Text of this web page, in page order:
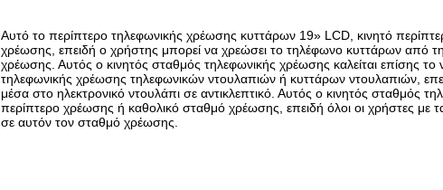
Αυτό το περίπτερο τηλεφωνικής χρέωσης κυττάρων 19» LCD, κινητό
χρέωσης, επειδή ο χρήστης μπορεί να χρεώσει το τηλέφωνο κυττάρων από
χρέωσης. Αυτός ο κινητός σταθμός τηλεφωνικής χρέωσης καλείται επίσης
τηλεφωνικής χρέωσης τηλεφωνικών ντουλαπιών ή κυττάρων ντουλαπιών,
μέσα στο ηλεκτρονικό ντουλάπι σε αντικλεπτικό. Αυτός ο κινητός σταθμός
περίπτερο χρέωσης ή καθολικό σταθμό χρέωσης, επειδή όλοι οι χρήστες
σε αυτόν τον σταθμό χρέωσης.